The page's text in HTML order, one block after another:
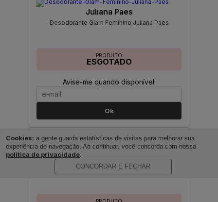
Juliana Paes
Desodorante Glam Feminino Juliana Paes
PRODUTO
ESGOTADO
Avise-me quando disponível:
Ok
SHAKIRA
Desodorante Wild Elixir by Shakira
Cookies: a gente guarda estatísticas de visitas para melhorar sua
experiência de navegação. Ao continuar, você concorda com nossa
política de privacidade.
CONCORDAR E FECHAR